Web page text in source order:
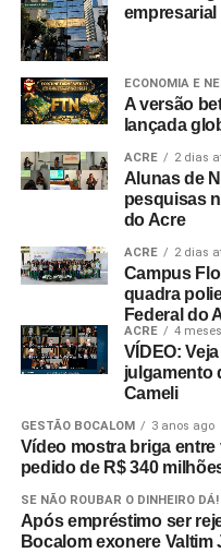
empresarial
ECONOMIA E
A versão
lançada
ACRE 2 dias
Alunas de
pesquisas
do Acre
ACRE 2 dias
Campus
quadra
Federal do
ACRE 4
VÍDEO:
julgamento
Cameli
GESTÃO BOCALOM 3 anos ago
Vídeo mostra briga
pedido de R$ 340
SE NÃO ROUBAR O DINHEIRO DÁ!
Após empréstimo ser
Bocalom exonere Valtim